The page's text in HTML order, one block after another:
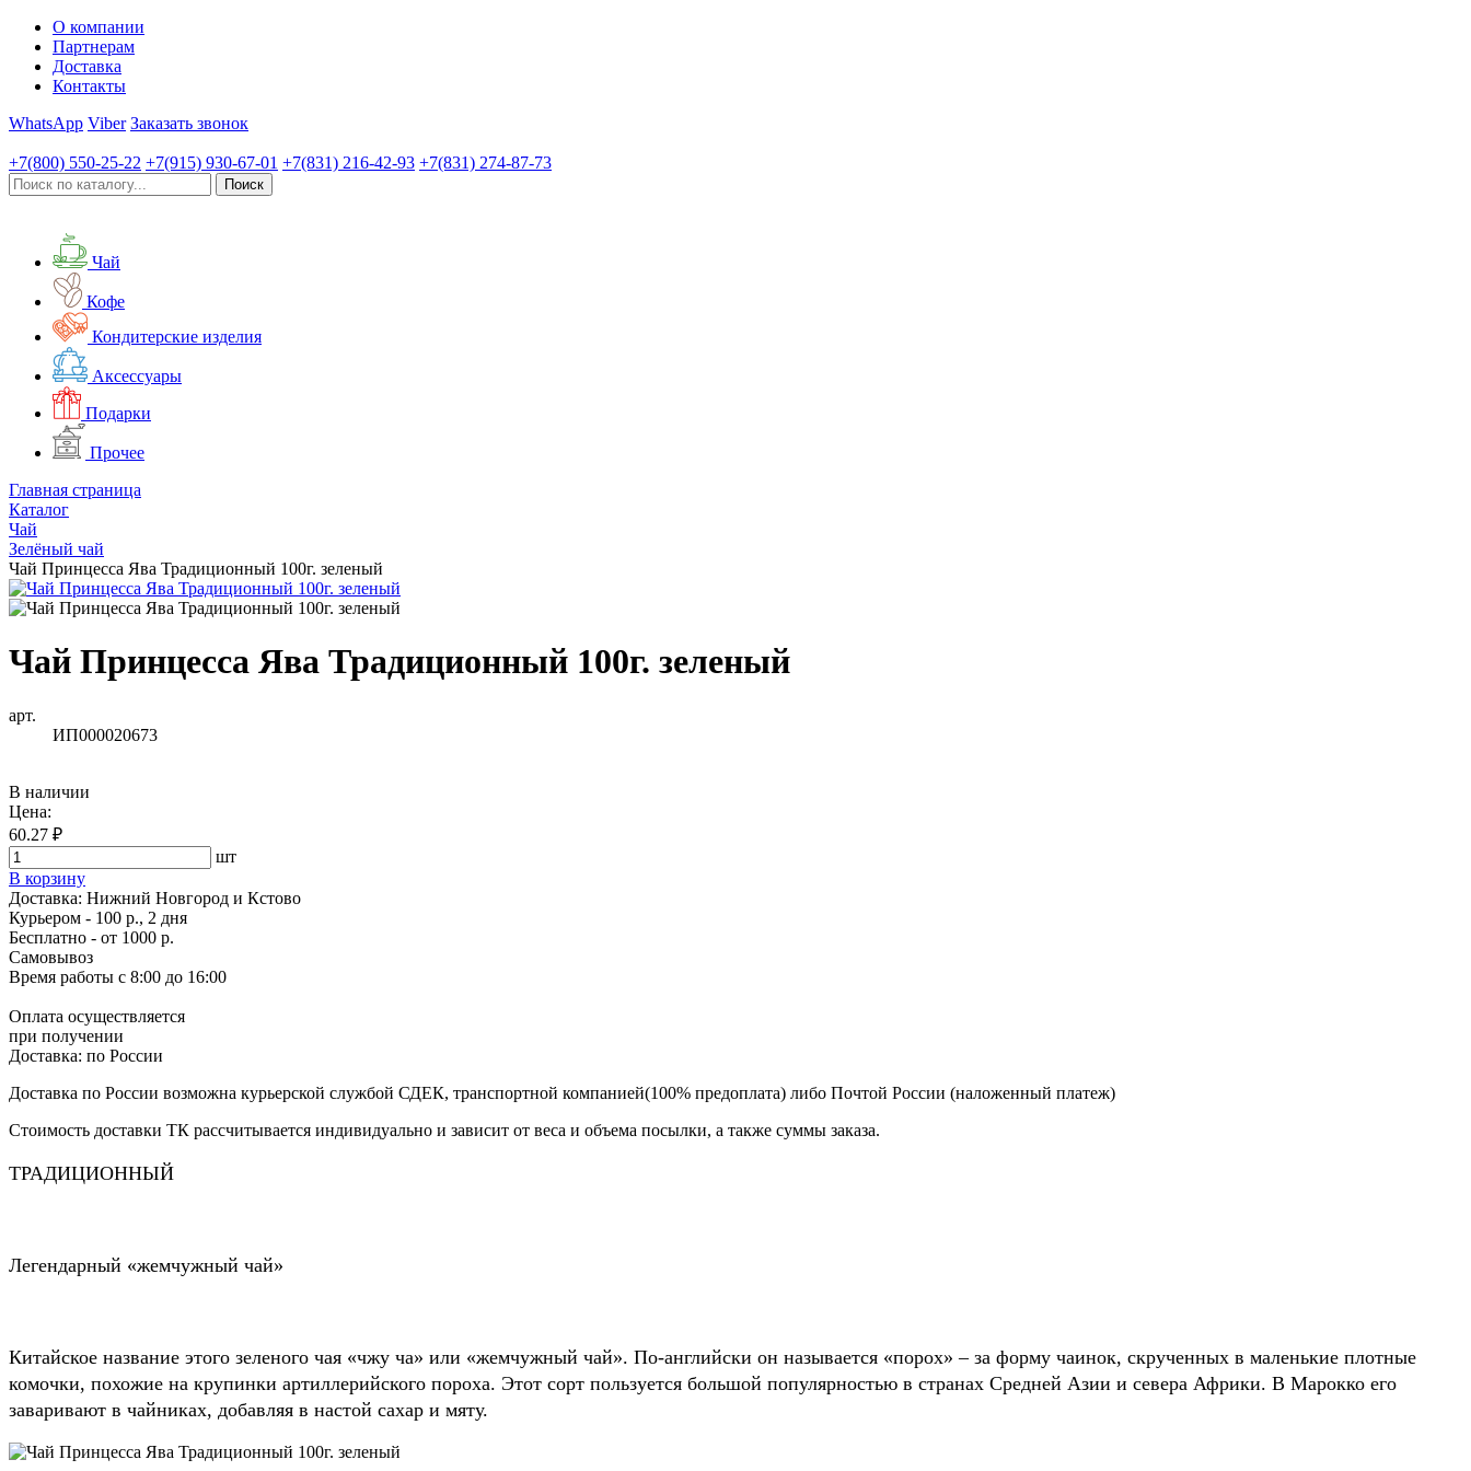
О компании
Партнерам
Доставка
Контакты
WhatsApp Viber Заказать звонок
+7(800) 550-25-22 +7(915) 930-67-01 +7(831) 216-42-93 +7(831) 274-87-73
Чай
Кофе
Кондитерские изделия
Аксессуары
Подарки
Прочее
Главная страница
Каталог
Чай
Зелёный чай
Чай Принцесса Ява Традиционный 100г. зеленый
Чай Принцесса Ява Традиционный 100г. зеленый
арт.
ИП000020673
В наличии
Цена:
60.27 ₽
шт
В корзину
Доставка: Нижний Новгород и Кстово
Курьером - 100 р., 2 дня
Бесплатно - от 1000 р.
Самовывоз
Время работы с 8:00 до 16:00
Оплата осуществляется
при получении
Доставка: по России
Доставка по России возможна курьерской службой СДЕК, транспортной компанией(100% предоплата) либо Почтой России (наложенный платеж)
Стоимость доставки ТК рассчитывается индивидуально и зависит от веса и объема посылки, а также суммы заказа.
ТРАДИЦИОННЫЙ
Легендарный «жемчужный чай»
Китайское название этого зеленого чая «чжу ча» или «жемчужный чай». По-английски он называется «порох» – за форму чаинок, скрученных в маленькие плотные
комочки, похожие на крупинки артиллерийского пороха. Этот сорт пользуется большой популярностью в странах Средней Азии и севера Африки. В Марокко его
заваривают в чайниках, добавляя в настой сахар и мяту.